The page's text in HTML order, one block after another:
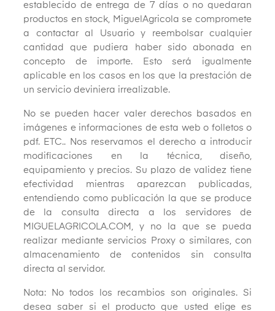
establecido de entrega de 7 días o no quedaran
productos en stock, MiguelAgricola se compromete
a contactar al Usuario y reembolsar cualquier
cantidad que pudiera haber sido abonada en
concepto de importe. Esto será igualmente
aplicable en los casos en los que la prestación de
un servicio deviniera irrealizable.
No se pueden hacer valer derechos basados en
imágenes e informaciones de esta web o folletos o
pdf. ETC.. Nos reservamos el derecho a introducir
modificaciones en la técnica, diseño,
equipamiento y precios. Su plazo de validez tiene
efectividad mientras aparezcan publicadas,
entendiendo como publicación la que se produce
de la consulta directa a los servidores de
MIGUELAGRICOLA.COM, y no la que se pueda
realizar mediante servicios Proxy o similares, con
almacenamiento de contenidos sin consulta
directa al servidor.
Nota: No todos los recambios son originales. Si
desea saber si el producto que usted elige es